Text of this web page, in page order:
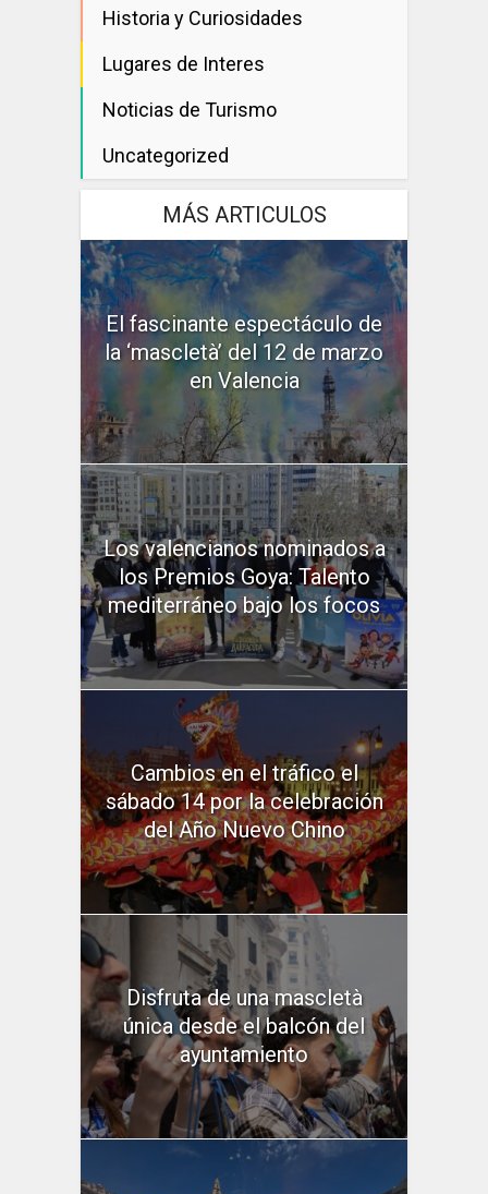
Historia y Curiosidades
Lugares de Interes
Noticias de Turismo
Uncategorized
MÁS ARTICULOS
El fascinante espectáculo de
la ‘mascletà’ del 12 de marzo
en Valencia
Los valencianos nominados a
los Premios Goya: Talento
mediterráneo bajo los focos
Cambios en el tráfico el
sábado 14 por la celebración
del Año Nuevo Chino
Disfruta de una mascletà
única desde el balcón del
ayuntamiento